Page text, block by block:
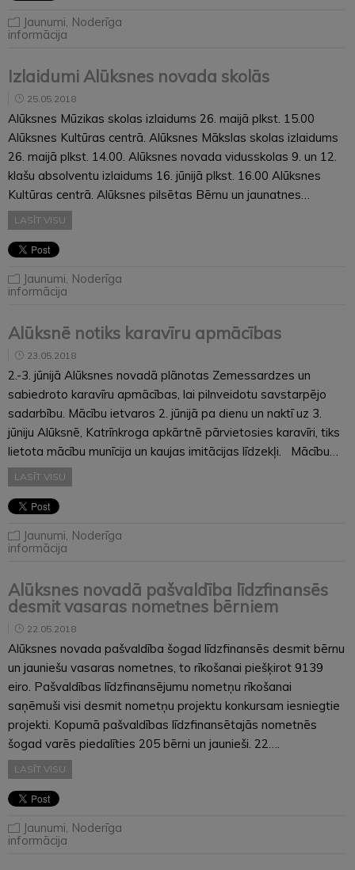
Jaunumi Noderīga
informācija
Izlaidumi Alūksnes novada skolās
25.05.2018
Alūksnes Mūzikas skolas izlaidums 26. maijā plkst. 15.00
Alūksnes Kultūras centrā. Alūksnes Mākslas skolas izlaidums
26. maijā plkst. 14.00. Alūksnes novada vidusskolas 9. un 12.
klašu absolventu izlaidums 16. jūnijā plkst. 16.00 Alūksnes
Kultūras centrā. Alūksnes pilsētas Bērnu un jaunatnes…
LASĪT VISU
Jaunumi Noderīga
informācija
Alūksnē notiks karavīru apmācības
23.05.2018
2.-3. jūnijā Alūksnes novadā plānotas Zemessardzes un
sabiedroto karavīru apmācības, lai pilnveidotu savstarpējo
sadarbību. Mācību ietvaros 2. jūnijā pa dienu un naktī uz 3.
jūniju Alūksnē, Katrīnkroga apkārtnē pārvietosies karavīri, tiks
lietota mācību munīcija un kaujas imitācijas līdzekļi. Mācību…
LASĪT VISU
Jaunumi Noderīga
informācija
Alūksnes novadā pašvaldība līdzfinansēs
desmit vasaras nometnes bērniem
22.05.2018
Alūksnes novada pašvaldība šogad līdzfinansēs desmit bērnu
un jauniešu vasaras nometnes, to rīkošanai piešķirot 9139
eiro. Pašvaldības līdzfinansējumu nometņu rīkošanai
saņēmuši visi desmit nometņu projektu konkursam iesniegtie
projekti. Kopumā pašvaldības līdzfinansētajās nometnēs
šogad varēs piedalīties 205 bērni un jaunieši. 22….
LASĪT VISU
Jaunumi Noderīga
informācija